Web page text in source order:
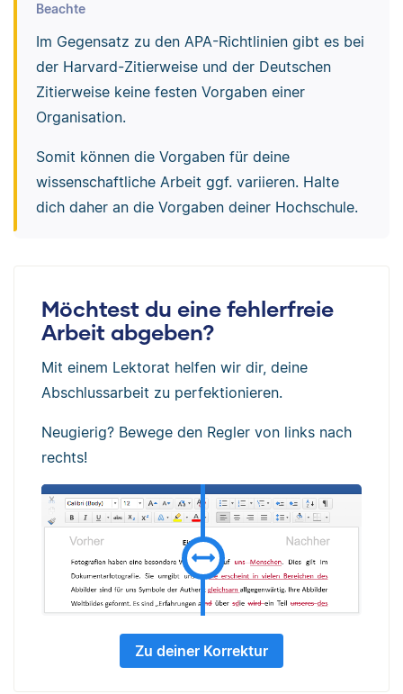
Beachte
Im Gegensatz zu den APA-Richtlinien gibt es bei
der Harvard-Zitierweise und der Deutschen
Zitierweise keine festen Vorgaben einer
Organisation.
Somit können die Vorgaben für deine
wissenschaftliche Arbeit ggf. variieren. Halte
dich daher an die Vorgaben deiner Hochschule.
Möchtest du eine fehlerfreie
Arbeit abgeben?
Mit einem Lektorat helfen wir dir, deine
Abschlussarbeit zu perfektionieren.
Neugierig? Bewege den Regler von links nach
rechts!
Zu deiner Korrektur